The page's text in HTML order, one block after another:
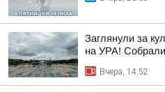
Заглянули за
на УРА!
Вчера, 14:52